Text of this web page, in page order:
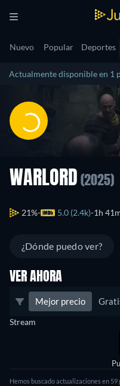
Nuevo Popular Deportes
Actualmente disponible en 1
WARLORD (2025)
21% 5.0 (2.4k) 1h
¿Dónde puedo ver?
VER AHORA
Mejor precio
Stream
Hemos buscado actualizaciones en 59